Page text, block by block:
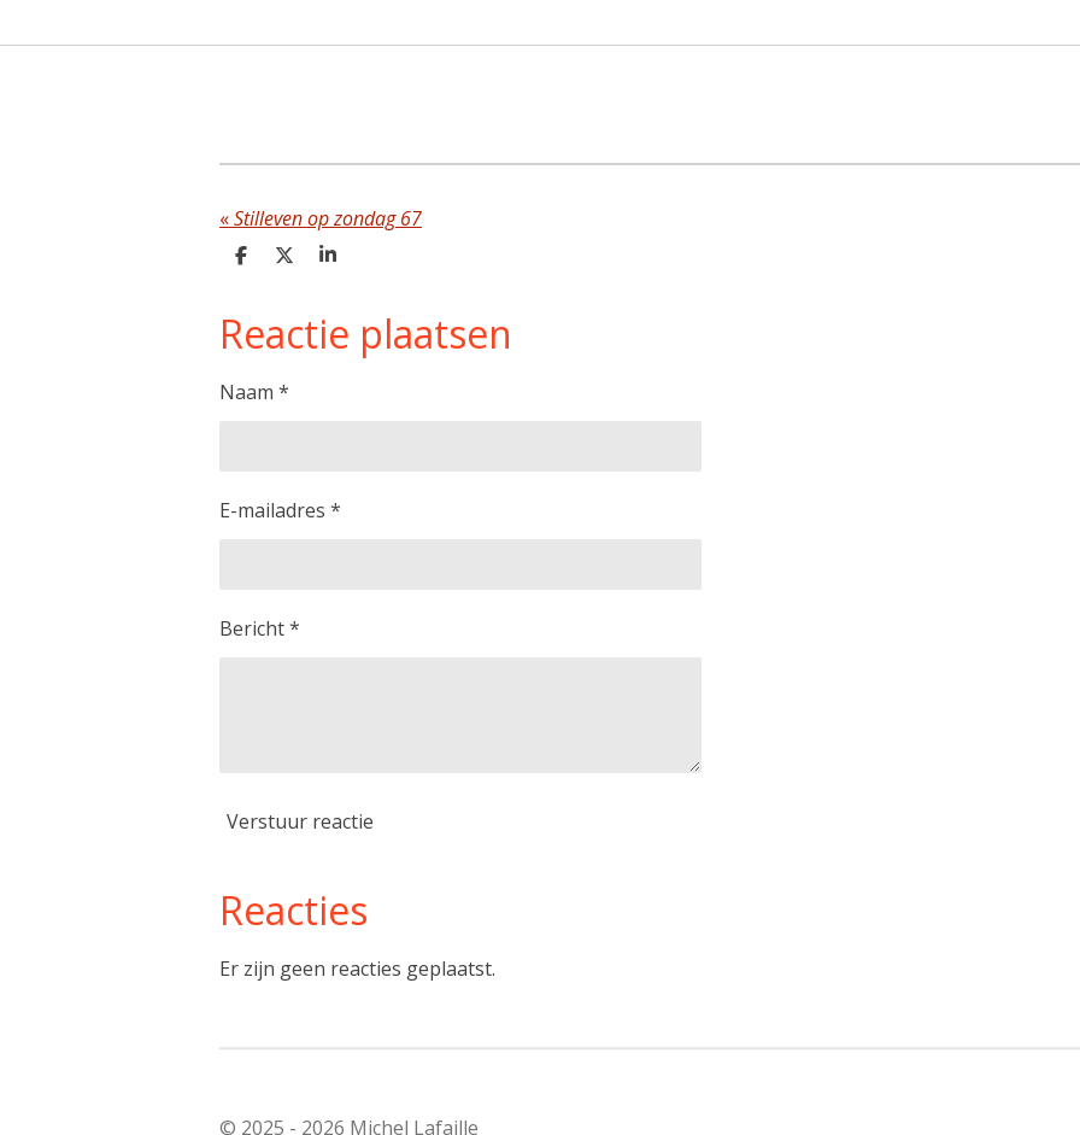
«Stilleven op zondag 67
D
e
n
D
S
e
Reactie plaatsen
Naam *
E-mailadres *
Bericht *
Verstuur reactie
Reacties
Er zijn geen reacties geplaatst.
© 2025 - 2026 Michel Lafaille